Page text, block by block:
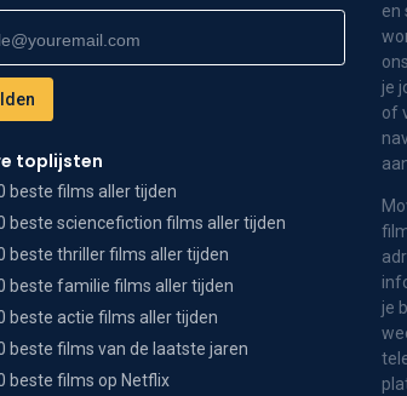
toplijsten
beste films aller tijden
beste sciencefiction films aller tijden
beste thriller films aller tijden
beste familie films aller tijden
beste actie films aller tijden
beste films van de laatste jaren
beste films op Netflix
en
je
of
je